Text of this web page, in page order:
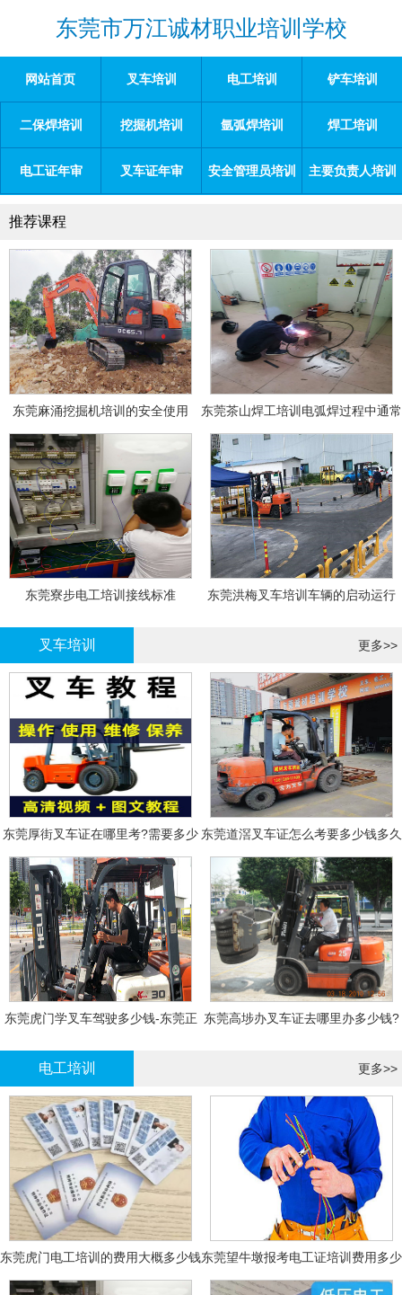
东莞市万江诚材职业培训学校
网站首页 叉车培训 电工培训 铲车培训
二保焊培训 挖掘机培训 氩弧焊培训 焊工培训
电工证年审 叉车证年审 安全管理员培训 主要负责人培训
推荐课程
东莞麻涌挖掘机培训的安全使用
东莞茶山焊工培训电弧焊过程中通常
会采取以下措施
东莞寮步电工培训接线标准 东莞洪梅叉车培训车辆的启动运行
叉车培训 更多>>
东莞厚街叉车证在哪里考?需要多少
钱?
东莞道滘叉车证怎么考要多少钱多久
拿证
东莞虎门学叉车驾驶多少钱-东莞正 东莞高埗办叉车证去哪里办多少钱?
电工培训 更多>>
东莞虎门电工培训的费用大概多少钱东莞望牛墩报考电工证培训费用多少
钱